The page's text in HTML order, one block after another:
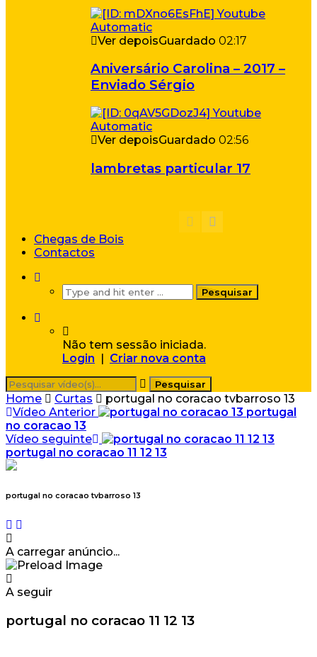
Ver depoisGuardado 02:17
Aniversário Carolina – 2017 –
Enviado Sérgio
Ver depoisGuardado 02:56
lambretas particular 17
Chegas de Bois
Contactos
Não tem sessão iniciada.
Login
Criar nova conta
Home Curtas
portugal no coracao tvbarroso 13
Vídeo Anterior
portugal
no coracao 13
Vídeo seguinte
portugal no coracao 11 12 13
portugal no coracao tvbarroso 13
A carregar anúncio...
A seguir
portugal no coracao 11 12 13